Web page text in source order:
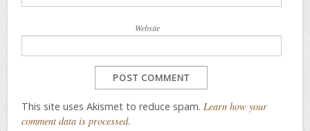
Website
This site uses Akismet to reduce spam. Learn how your
comment data is processed.